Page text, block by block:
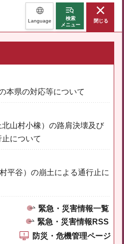
Language
検索
メニュー
閉じる
本県の対応等について
山村小橡）の路肩決壊及び
について
平谷）の崩土による通行止に
緊急・災害情報一覧
緊急・災害情報RSS
防災・危機管理ページ